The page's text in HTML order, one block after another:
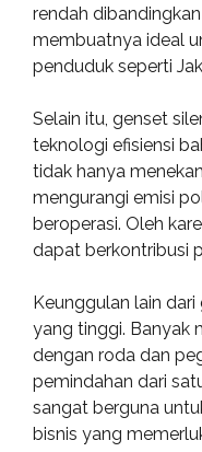
rendah
membuatnya ideal
penduduk seperti
Selain itu, genset
teknologi efisiensi
tidak hanya
mengurangi emisi
beroperasi. Oleh
dapat berkontribusi
Keunggulan lain
yang tinggi. Banyak
dengan roda dan
pemindahan dari
sangat berguna
bisnis yang